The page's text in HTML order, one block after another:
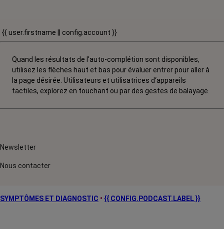
{{ user.firstname || config.account }}
Quand les résultats de l'auto-complétion sont disponibles,
utilisez les flèches haut et bas pour évaluer entrer pour aller à
la page désirée. Utilisateurs et utilisatrices d‘appareils
tactiles, explorez en touchant ou par des gestes de balayage.
Newsletter
Nous contacter
SYMPTÔMES ET DIAGNOSTIC • {{ CONFIG.PODCAST.LABEL }}